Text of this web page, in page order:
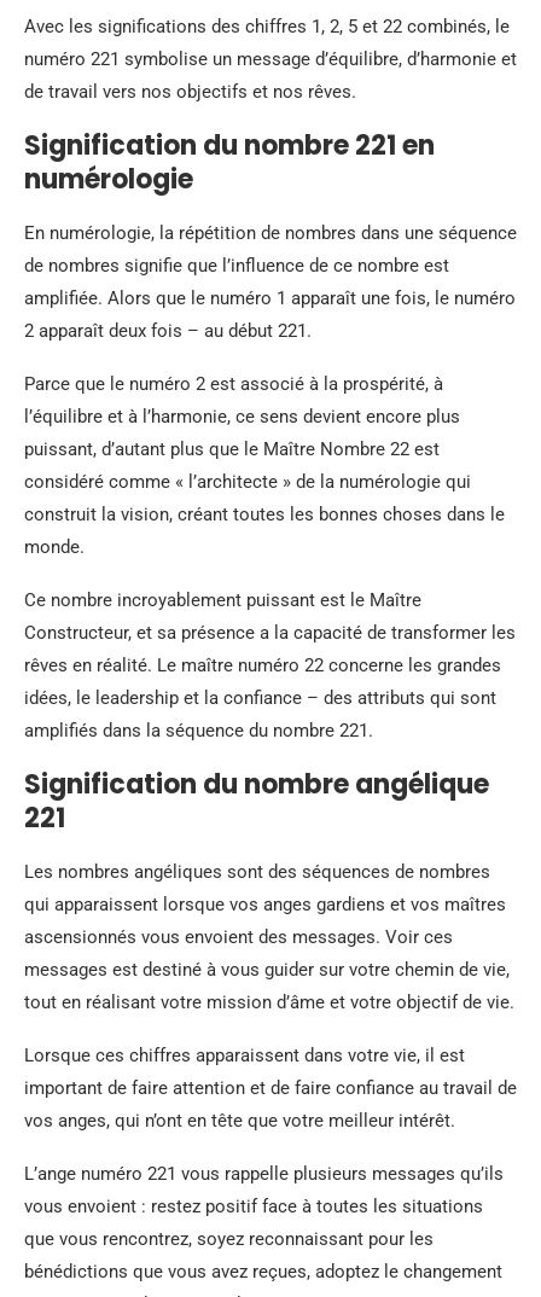
Avec les significations des chiffres 1, 2, 5 et 22 combinés, le
numéro 221 symbolise un message d’équilibre, d’harmonie et
de travail vers nos objectifs et nos rêves.
Signification du nombre 221 en
numérologie
En numérologie, la répétition de nombres dans une séquence
de nombres signifie que l’influence de ce nombre est
amplifiée. Alors que le numéro 1 apparaît une fois, le numéro
2 apparaît deux fois – au début 221.
Parce que le numéro 2 est associé à la prospérité, à
l’équilibre et à l’harmonie, ce sens devient encore plus
puissant, d’autant plus que le Maître Nombre 22 est
considéré comme « l’architecte » de la numérologie qui
construit la vision, créant toutes les bonnes choses dans le
monde.
Ce nombre incroyablement puissant est le Maître
Constructeur, et sa présence a la capacité de transformer les
rêves en réalité. Le maître numéro 22 concerne les grandes
idées, le leadership et la confiance – des attributs qui sont
amplifiés dans la séquence du nombre 221.
Signification du nombre angélique
221
Les nombres angéliques sont des séquences de nombres
qui apparaissent lorsque vos anges gardiens et vos maîtres
ascensionnés vous envoient des messages. Voir ces
messages est destiné à vous guider sur votre chemin de vie,
tout en réalisant votre mission d’âme et votre objectif de vie.
Lorsque ces chiffres apparaissent dans votre vie, il est
important de faire attention et de faire confiance au travail de
vos anges, qui n’ont en tête que votre meilleur intérêt.
L’ange numéro 221 vous rappelle plusieurs messages qu’ils
vous envoient : restez positif face à toutes les situations
que vous rencontrez, soyez reconnaissant pour les
bénédictions que vous avez reçues, adoptez le changement